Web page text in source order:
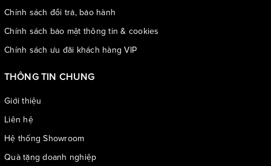
Chính sách đổi trả, bảo hành
Chính sách bảo mật thông tin & cookies
Chính sách ưu đãi khách hàng VIP
THÔNG TIN CHUNG
Giới thiệu
Liên hệ
Hệ thống Showroom
Quà tặng doanh nghiệp